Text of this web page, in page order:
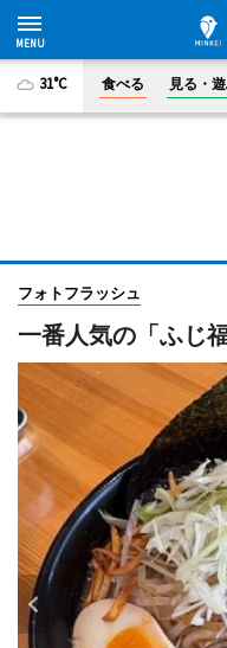
31°C 食べる 見る・
フォトフラッシュ
一番人気の「ふじ